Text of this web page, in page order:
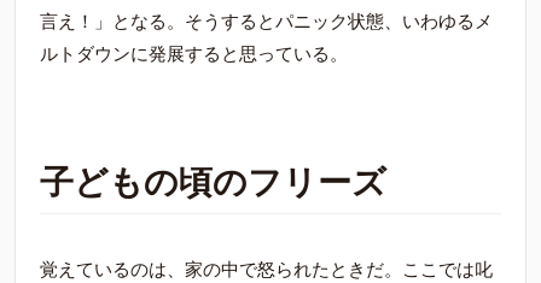
言え！」となる。そうするとパニック状態、いわゆるメ
ルトダウンに発展すると思っている。
子どもの頃のフリーズ
覚えているのは、家の中で怒られたときだ。ここでは叱